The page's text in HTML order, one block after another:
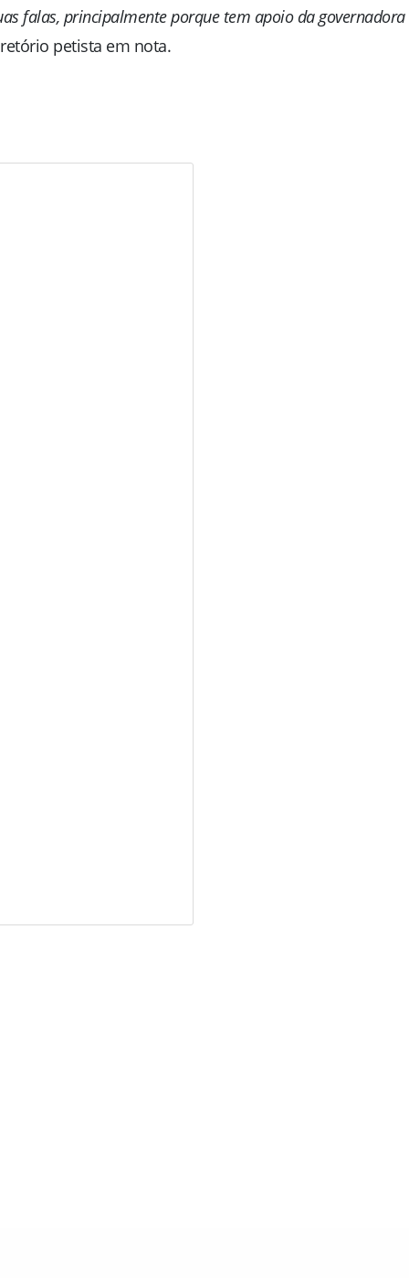
falas, principalmente porque tem apoio da governadora
petista em nota.